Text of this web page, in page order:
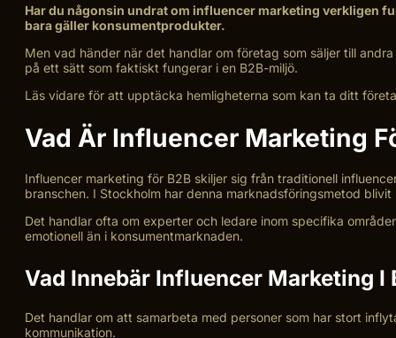
Har du någonsin undrat om influencer marketing verkligen
bara gäller konsumentprodukter.
Men vad händer när det handlar om företag som säljer till
på ett sätt som faktiskt fungerar i en B2B-miljö.
Läs vidare för att upptäcka hemligheterna som kan ta ditt
Vad Är Influencer Marketing
Influencer marketing för B2B skiljer sig från traditionell
branschen. I Stockholm har denna marknadsföringsmetod
Det handlar ofta om experter och ledare inom specifika
emotionell än i konsumentmarknaden.
Vad Innebär Influencer Marketing I
Det handlar om att samarbeta med personer som har stort
kommunikation.